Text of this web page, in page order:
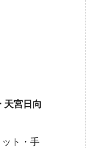
天宮日向
ト・手